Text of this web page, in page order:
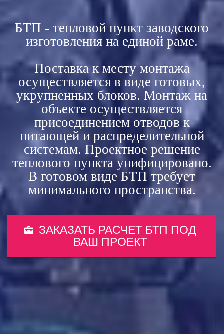
БТП - тепловой пункт заводского
изготовления на единой раме.
Поставка к месту монтажа
осуществляется в виде готовых,
укрупненных блоков. Монтаж на
объекте осуществляется
присоединением отводов к
питающей и распределительной
системам. Проектное решение
теплового пункта унифицировано.
В готовом виде БТП требует
минимального пространства.
ЗАКАЗАТЬ РАСЧЕТ БТП ПОД
ВАШ ПРОЕКТ